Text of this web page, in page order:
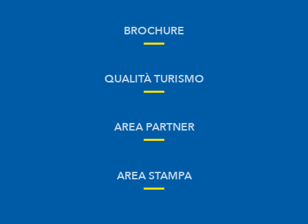
BROCHURE
QUALITÀ TURISMO
AREA PARTNER
AREA STAMPA